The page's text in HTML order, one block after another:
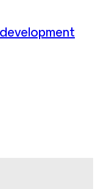
development